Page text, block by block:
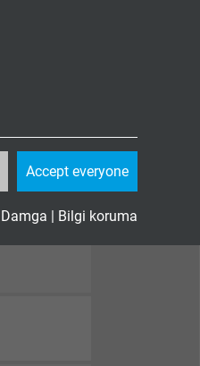
Accept everyone
Damga | Bilgi koruma